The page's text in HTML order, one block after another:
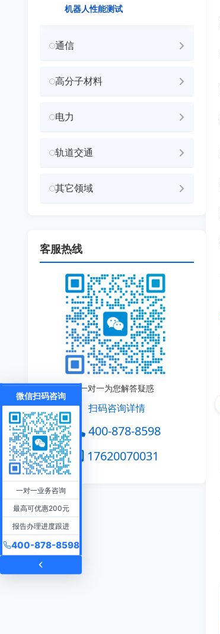
机器人性能测试
通信
高分子材料
电力
轨道交通
其它领域
客服热线
一对一为您解答疑惑
扫码咨询详情
400-878-8598
17620070031
微信扫码咨询
一对一业务咨询
最高可优惠200元
报告办理进度跟进
400-878-8598